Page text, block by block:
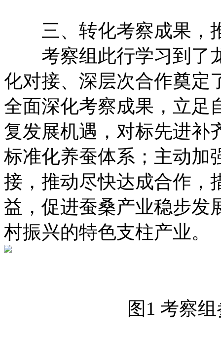
三、转化考察成果，
考察组此行学习到了
化对接、深层次合作奠定
全面深化考察成果，立足
复发展机遇，对标先进补
标准化养蚕体系；主动加
接，推动尽快达成合作，
益，促进蚕桑产业稳步发
村振兴的特色支柱产业。
图1 考察组参观